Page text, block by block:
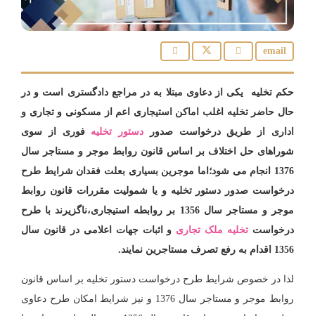
حکم تخلیه یکی از دعاوی مبتلا به در مراجع دادگستری است و در
حال حاضر تخلیه اغلب اماکن استیجاری اعم از مسکونی و تجاری و
اداری از طریق درخواست صدور دستور تخلیه فوری از سوی
شوراهای حل اختلاف بر اساس قانون روابط موجر و مستاجر سال
1376 انجام می شود؛اما موجرین بسیاری بعلت فقدان شرایط طرح
درخواست صدور دستور تخلیه و یا شمولیت مقررات قانون روابط
موجر و مستاجر سال 1356 بر روابطه استیجاری،ناگزیرند با طرح
درخواست تخلیه ملک تجاری و اثبات جهات اعلامی در قانون سال
1356 اقدام به رفع تصرف مستاجرین نمایند.
لذا در خصوص شرایط طرح درخواست دستور تخلیه بر اساس قانون
روابط موجر و مستاجر سال 1376 و نیز شرایط امکان طرح دعاوی